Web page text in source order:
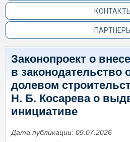
Законопроект о
в законодательство
долевом
Н. Б. Косарева о
инициативе
Дата публикации: 09.07.2026